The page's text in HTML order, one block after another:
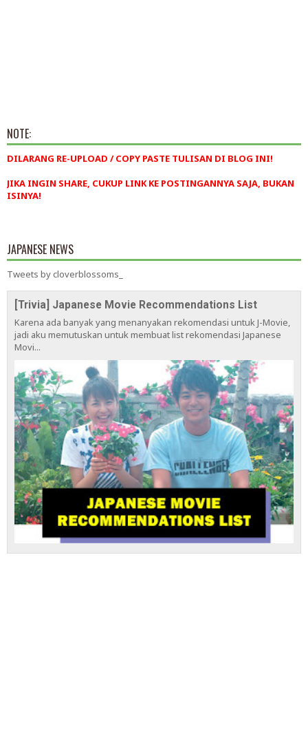
NOTE:
DILARANG RE-UPLOAD / COPY PASTE TULISAN DI BLOG INI!
JIKA INGIN SHARE, CUKUP LINK KE POSTINGANNYA SAJA, BUKAN
ISINYA!
JAPANESE NEWS
Tweets by cloverblossoms_
[Trivia] Japanese Movie Recommendations List
Karena ada banyak yang menanyakan rekomendasi untuk J-Movie,
jadi aku memutuskan untuk membuat list rekomendasi Japanese
Movi...